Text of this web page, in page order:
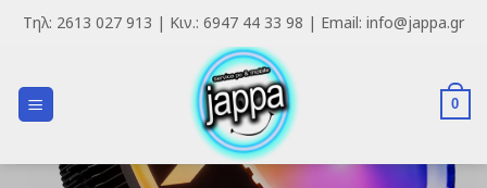
SkipΤηλ: 2613 027 913 | Κιν.: 6947 44 33 98 | Email: info@jappa.gr
0